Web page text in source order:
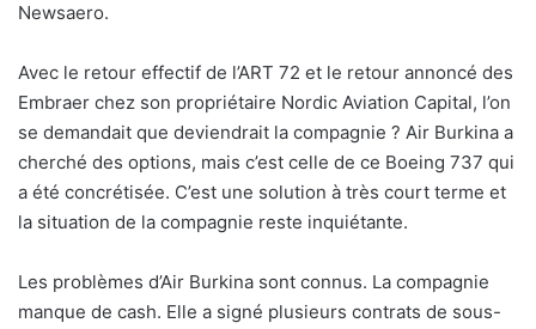
Newsaero.
Avec le retour effectif de l’ART 72 et le retour annoncé des
Embraer chez son propriétaire Nordic Aviation Capital, l’on
se demandait que deviendrait la compagnie ? Air Burkina a
cherché des options, mais c’est celle de ce Boeing 737 qui
a été concrétisée. C’est une solution à très court terme et
la situation de la compagnie reste inquiétante.
Les problèmes d’Air Burkina sont connus. La compagnie
manque de cash. Elle a signé plusieurs contrats de sous-